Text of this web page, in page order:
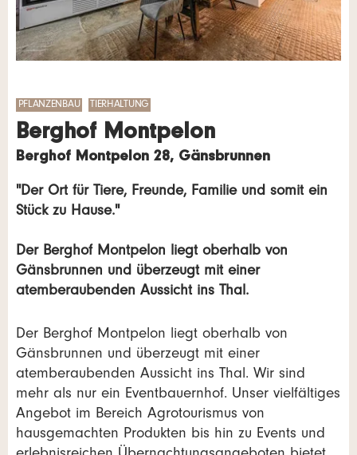
PFLANZENBAU TIERHALTUNG
Berghof Montpelon
Berghof Montpelon 28, Gänsbrunnen
"Der Ort für Tiere, Freunde, Familie und somit ein
Stück zu Hause."
Der Berghof Montpelon liegt oberhalb von
Gänsbrunnen und überzeugt mit einer
atemberaubenden Aussicht ins Thal.
Der Berghof Montpelon liegt oberhalb von
Gänsbrunnen und überzeugt mit einer
atemberaubenden Aussicht ins Thal. Wir sind
mehr als nur ein Eventbauernhof. Unser vielfältiges
Angebot im Bereich Agrotourismus von
hausgemachten Produkten bis hin zu Events und